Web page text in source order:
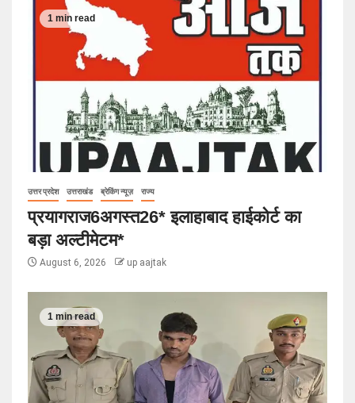
1 min read
उत्तर प्रदेश उत्तराखंड ब्रेकिंग न्यूज़ राज्य
प्रयागराज6अगस्त26* इलाहाबाद हाईकोर्ट का
बड़ा अल्टीमेटम*
August 6, 2026 up aajtak
1 min read